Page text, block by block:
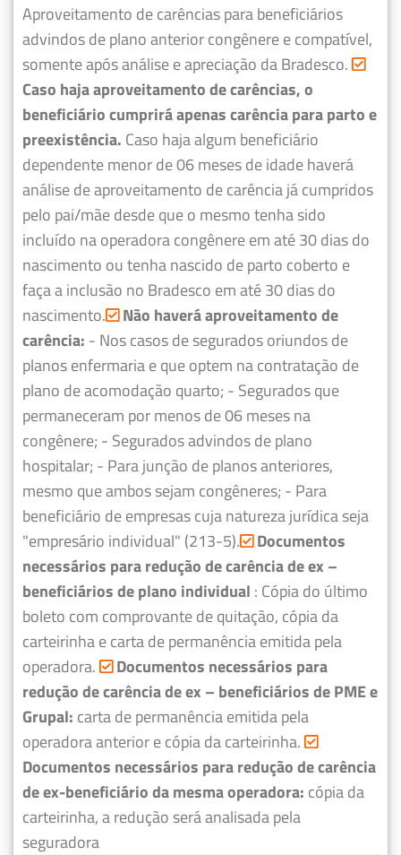
Aproveitamento de carências para beneficiários
advindos de plano anterior congênere e compatível,
somente após análise e apreciação da Bradesco.
Caso haja aproveitamento de carências, o
beneficiário cumprirá apenas carência para parto e
preexistência. Caso haja algum beneficiário
dependente menor de 06 meses de idade haverá
análise de aproveitamento de carência já cumpridos
pelo pai/mãe desde que o mesmo tenha sido
incluído na operadora congênere em até 30 dias do
nascimento ou tenha nascido de parto coberto e
faça a inclusão no Bradesco em até 30 dias do
nascimento. Não haverá aproveitamento de
carência: - Nos casos de segurados oriundos de
planos enfermaria e que optem na contratação de
plano de acomodação quarto; - Segurados que
permaneceram por menos de 06 meses na
congênere; - Segurados advindos de plano
hospitalar; - Para junção de planos anteriores,
mesmo que ambos sejam congêneres; - Para
beneficiário de empresas cuja natureza jurídica seja
"empresário individual" (213-5). Documentos
necessários para redução de carência de ex –
beneficiários de plano individual : Cópia do último
boleto com comprovante de quitação, cópia da
carteirinha e carta de permanência emitida pela
operadora.
Documentos necessários para
redução de carência de ex – beneficiários de PME e
Grupal: carta de permanência emitida pela
operadora anterior e cópia da carteirinha.
Documentos necessários para redução de carência
de ex-beneficiário da mesma operadora: cópia da
carteirinha, a redução será analisada pela
seguradora